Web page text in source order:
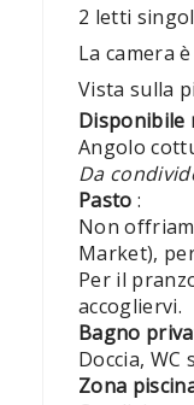
2 letti
La camera
Vista sulla
Disponibile
Angolo
Da
Pasto :
Non
Market),
Per il
accogliervi.
Bagno
Doccia, WC
Zona